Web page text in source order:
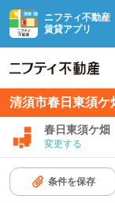
ニフティ不動産
賃貸アプリ
清須市春日東須ケ
春日東須ケ畑
変更する
条件を保存